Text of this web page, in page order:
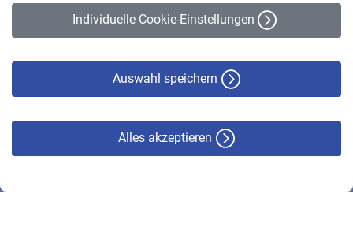
Individuelle Cookie-Einstellungen
Auswahl speichern
Alles akzeptieren
Erklärung zur Barrierefreiheit
© VBL 2026